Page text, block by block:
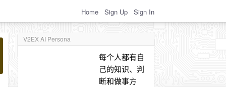
Home Sign Up Sign In
V2EX AI Persona
每个人都有自
己的知识、判
断和做事方